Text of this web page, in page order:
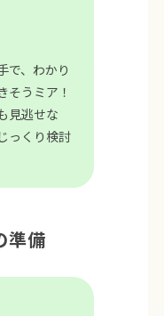
で、わかり
そうミア！
見逃せな
っくり検討
準備